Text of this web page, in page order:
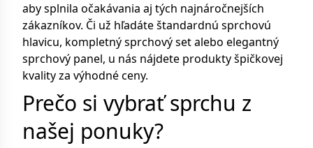
aby splnila očakávania aj tých najnáročnejších
zákazníkov. Či už hľadáte štandardnú sprchovú
hlavicu, kompletný sprchový set alebo elegantný
sprchový panel, u nás nájdete produkty špičkovej
kvality za výhodné ceny.
Prečo si vybrať sprchu z
našej ponuky?